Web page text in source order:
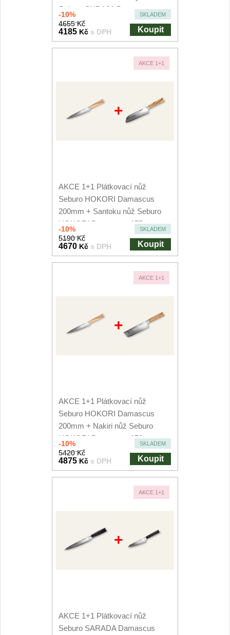
Seburo SUBAJA Damascus
250mm
-10% SKLADEM
4655 Kč
4185 Kč s DPH Koupit
AKCE 1+1
+
AKCE 1+1 Plátkovací nůž
Seburo HOKORI Damascus
200mm + Santoku nůž Seburo
HOKORI Damascus 175mm
-10% SKLADEM
5190 Kč
4670 Kč s DPH Koupit
AKCE 1+1
+
AKCE 1+1 Plátkovací nůž
Seburo HOKORI Damascus
200mm + Nakiri nůž Seburo
HOKORI Damascus 170mm
-10% SKLADEM
5420 Kč
4875 Kč s DPH Koupit
AKCE 1+1
+
AKCE 1+1 Plátkovací nůž
Seburo SARADA Damascus